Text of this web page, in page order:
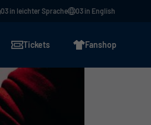
03 in leichter Sprache 03 in English
Tickets Fanshop